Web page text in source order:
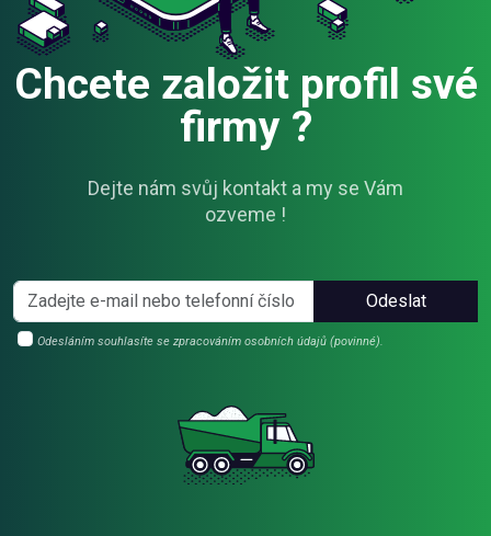
Chcete založit profil své
firmy ?
Dejte nám svůj kontakt a my se Vám
ozveme !
Odeslat
Odesláním souhlasíte se zpracováním osobních údajů (povinné).